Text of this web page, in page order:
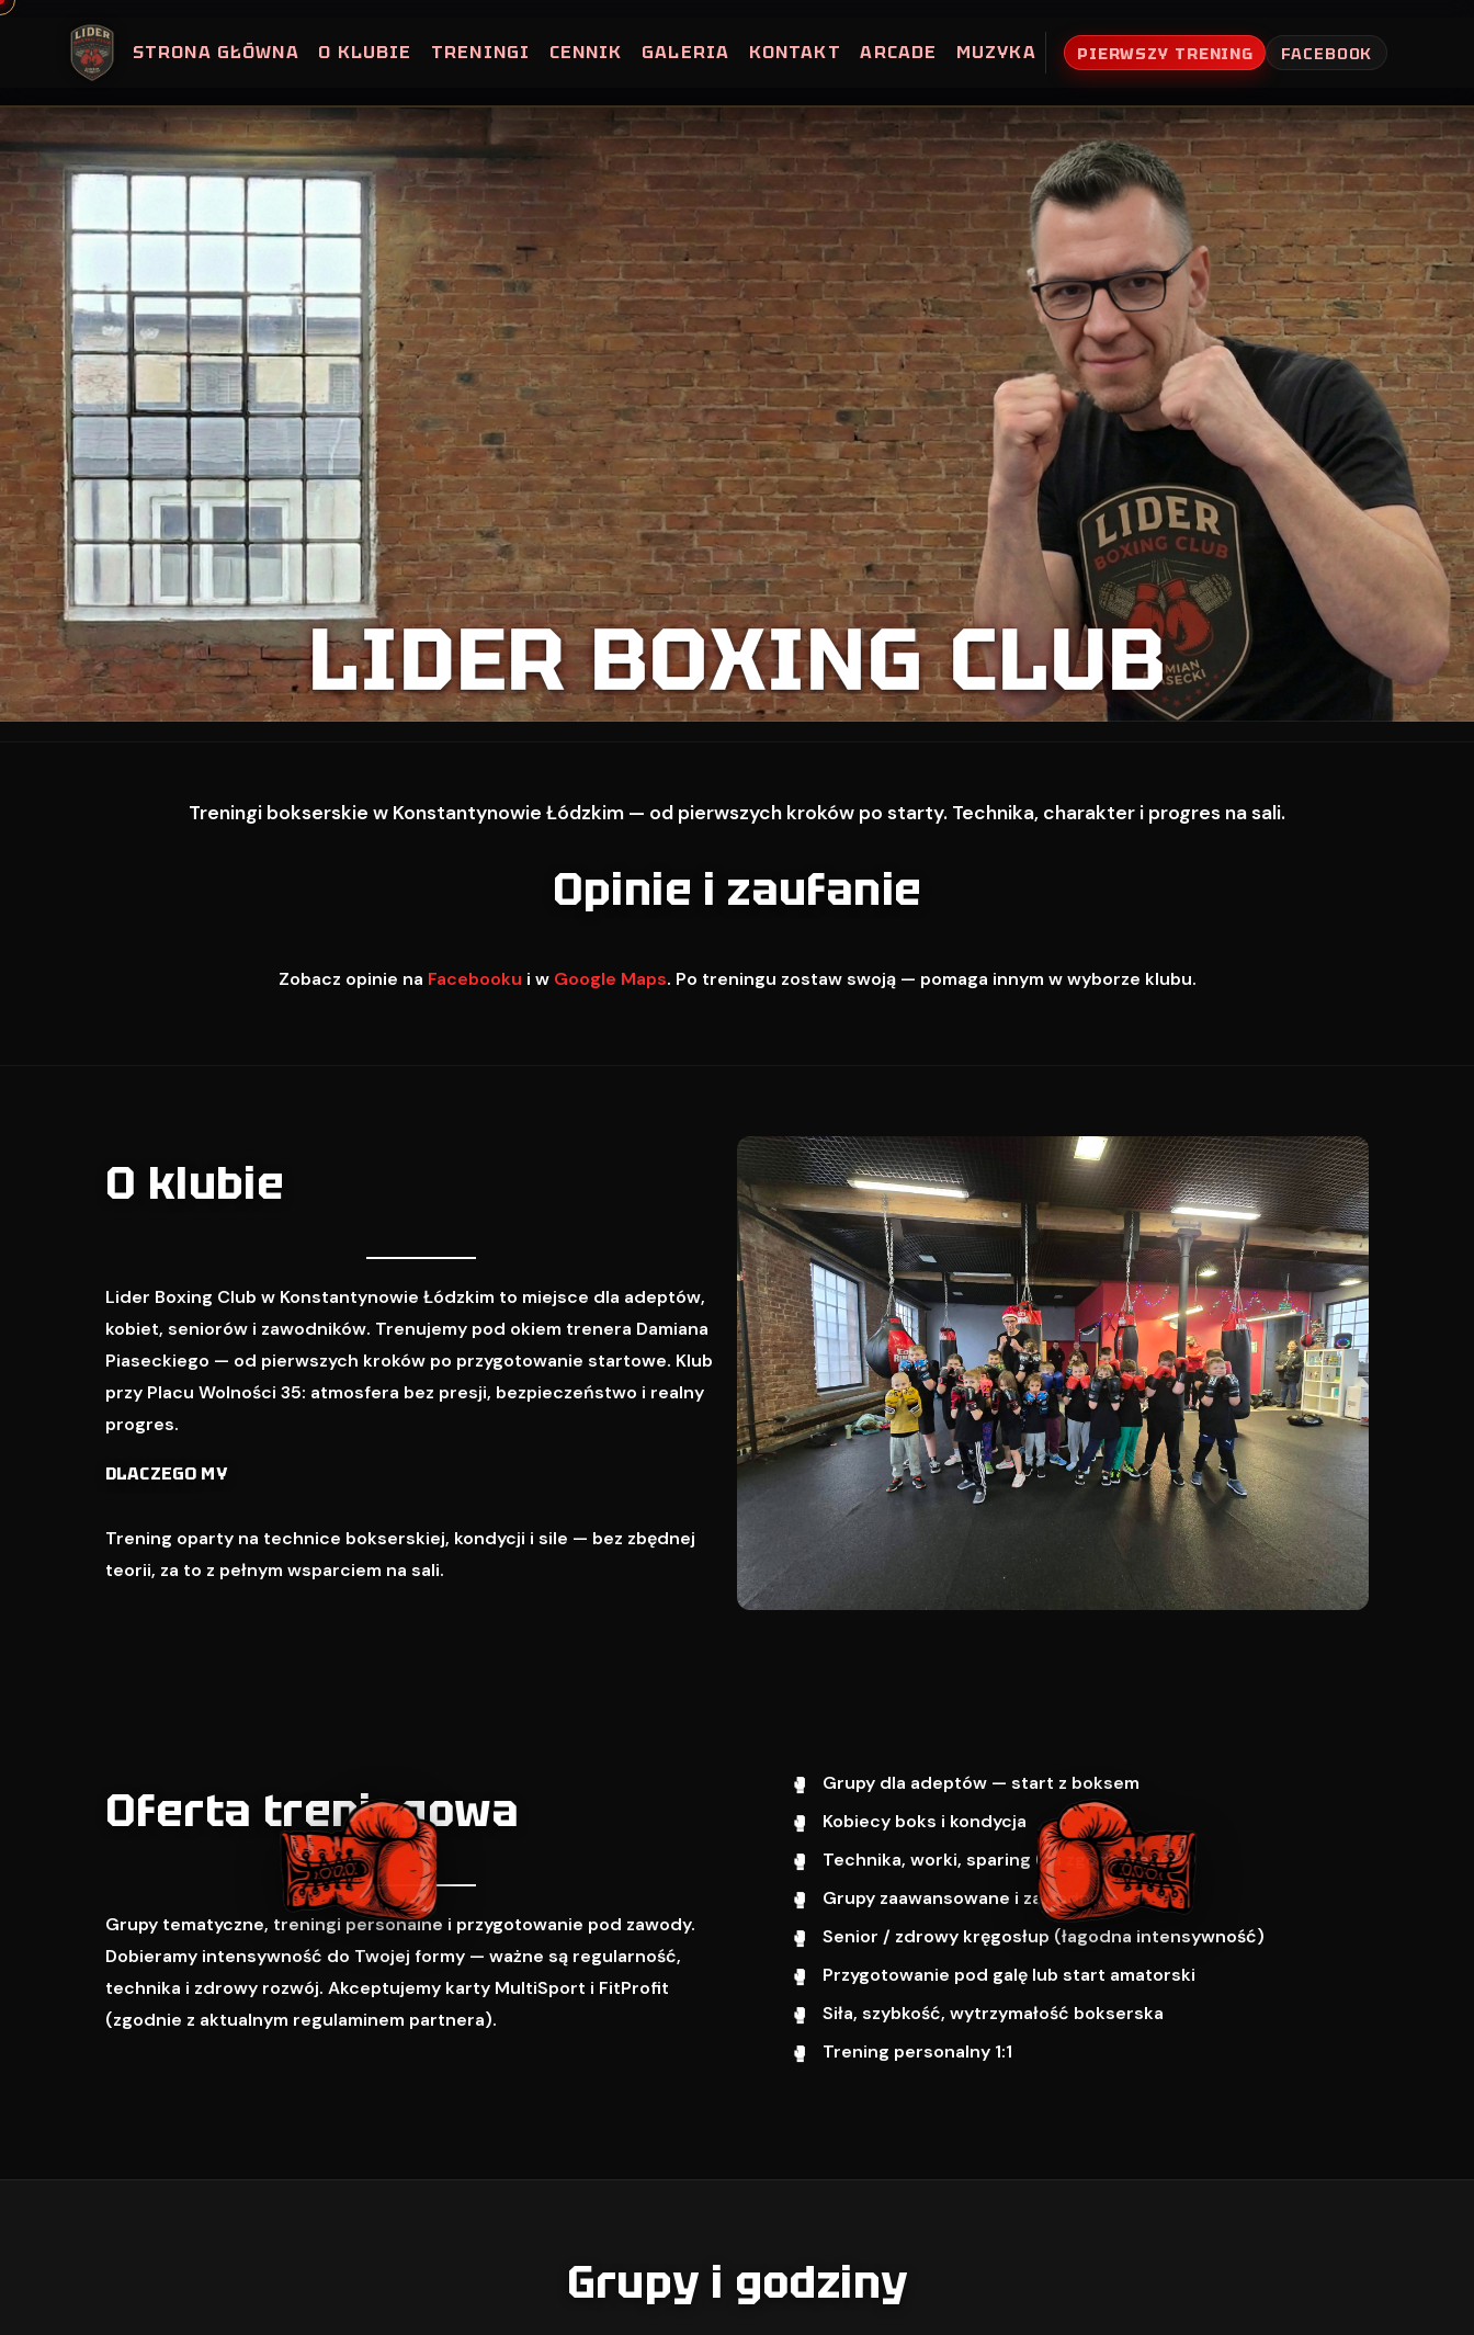
Skip
STRONA GŁÓWNA O KLUBIE TRENINGI CENNIK GALERIA KONTAKT ARCADE MUZYKA PIERWSZY TRENING FACEBOOK
LIDER BOXING CLUB
Treningi bokserskie w Konstantynowie Łódzkim — od pierwszych kroków po starty. Technika, charakter i progres na sali.
Opinie i zaufanie
Zobacz opinie na Facebooku i w Google Maps. Po treningu zostaw swoją — pomaga innym w wyborze klubu.
O klubie
Lider Boxing Club w Konstantynowie Łódzkim to miejsce dla adeptów,
kobiet, seniorów i zawodników. Trenujemy pod okiem trenera Damiana
Piaseckiego — od pierwszych kroków po przygotowanie startowe. Klub
przy Placu Wolności 35: atmosfera bez presji, bezpieczeństwo i realny
progres.
DLACZEGO MY
Trening oparty na technice bokserskiej, kondycji i sile — bez zbędnej
teorii, za to z pełnym wsparciem na sali.
Oferta treningowa
Grupy tematyczne, treningi personalne i przygotowanie pod zawody.
Dobieramy intensywność do Twojej formy — ważne są regularność,
technika i zdrowy rozwój. Akceptujemy karty MultiSport i FitProfit
(zgodnie z aktualnym regulaminem partnera).
Grupy dla adeptów — start z boksem
Kobiecy boks i kondycja
Technika, worki, sparing (za zgodą trenera)
Grupy zaawansowane i zawodnicy
Senior / zdrowy kręgosłup (łagodna intensywność)
Przygotowanie pod galę lub start amatorski
Siła, szybkość, wytrzymałość bokserska
Trening personalny 1:1
Grupy i godziny